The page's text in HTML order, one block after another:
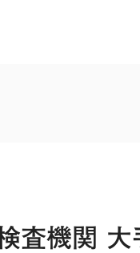
査機関